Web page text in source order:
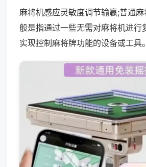
麻将机感应灵敏度调节输赢;普通
般是指通过一些无需对麻将机进行
实现控制麻将牌功能的设备或工具。